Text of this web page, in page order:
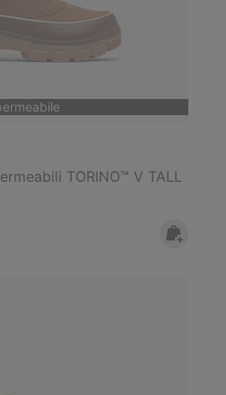
TORINO™ V TALL